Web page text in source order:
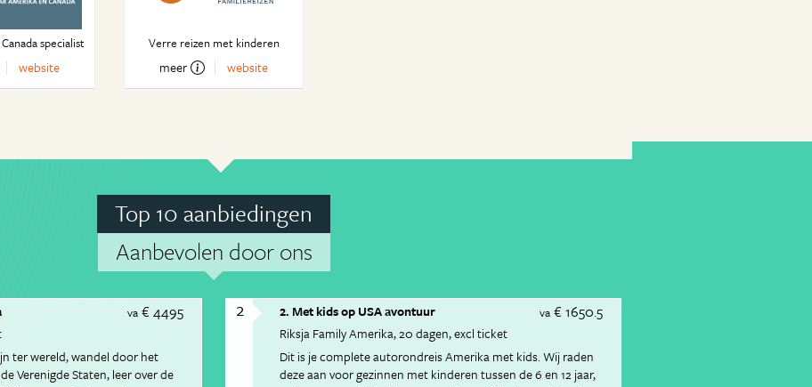
specialist
website
Verre reizen met kinderen
meer website
Top 10 aanbiedingen
Aanbevolen door ons
va€ 4495
ter wereld, wandel door het
Verenigde Staten, leer over de
2 va € 1650.5
2. Met kids op USA avontuur
Riksja Family Amerika 20 dagen excl ticket
Dit is je complete autorondreis Amerika met kids. Wij raden
deze aan voor gezinnen met kinderen tussen de 6 en 12 jaar,